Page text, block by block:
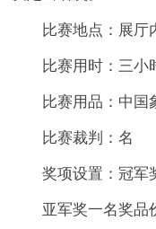
比赛地点：展厅
比赛用时：三小
比赛用品：中国
比赛裁判：名
奖项设置：冠军
亚军奖一名奖品